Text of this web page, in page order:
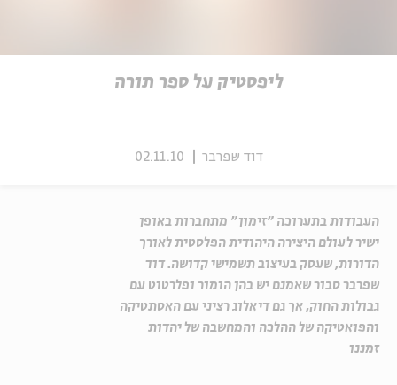
ליפסטיק על ספר תורה
דוד שפרבר 02.11.10
העבודות בתערוכה "זימון" מתחברות באופן
ישיר לעולם היצירה היהודית הפלסטית לאורך
הדורות, שעסק בעיצוב תשמישי קדושה. דוד
שפרבר סבור שאמנם יש בהן הומור ופלרטוט עם
גבולות החוק, אך גם דיאלוג רציני עם האסתטיקה
והפואטיקה של ההלכה והמחשבה של יהדות
זמננו